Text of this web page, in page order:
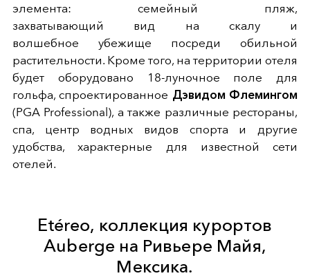
элемента: семейный пляж,
захватывающий вид на скалу и
волшебное убежище посреди обильной
растительности. Кроме того, на территории отеля
будет оборудовано 18-луночное поле для
гольфа, спроектированное Дэвидом Флемингом
(PGA Professional), а также различные рестораны,
спа, центр водных видов спорта и другие
удобства, характерные для известной сети
отелей.
Etéreo, коллекция курортов
Auberge на Ривьере Майя,
Мексика.